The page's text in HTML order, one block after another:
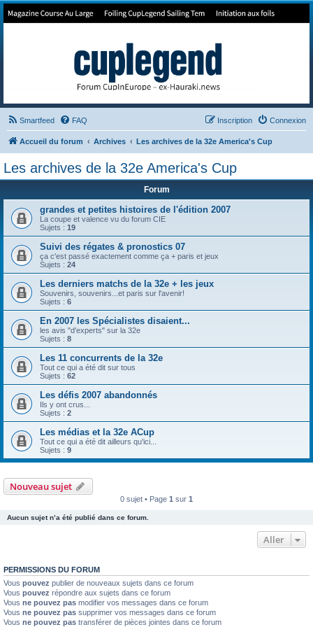
Forum de Cup In Europe
Smartfeed FAQ Connexion
Inscription
Accueil du forum Archives Les archives de la 32e America's Cup
Les archives de la 32e America's Cup
Forum
grandes et petites histoires de l'édition 2007
La coupe et valence vu du forum CIE
Sujets : 19
Suivi des régates & pronostics 07
ça c'est passé exactement comme ça + paris et jeux
Sujets : 24
Les derniers matchs de la 32e + les jeux
Souvenirs, souvenirs...et paris sur l'avenir!
Sujets : 6
En 2007 les Spécialistes disaient...
les avis "d'experts" sur la 32e
Sujets : 8
Les 11 concurrents de la 32e
Tout ce qui a été dit sur tous
Sujets : 62
Les défis 2007 abandonnés
Ils y ont crus...
Sujets : 2
Les médias et la 32e ACup
Tout ce qui a été dit ailleurs qu'ici...
Sujets : 9
Nouveau sujet
0 sujet • Page 1 sur 1
Aucun sujet n’a été publié dans ce forum.
Aller
PERMISSIONS DU FORUM
Vous pouvez publier de nouveaux sujets dans ce forum
Vous pouvez répondre aux sujets dans ce forum
Vous ne pouvez pas modifier vos messages dans ce forum
Vous ne pouvez pas supprimer vos messages dans ce forum
Vous ne pouvez pas transférer de pièces jointes dans ce forum